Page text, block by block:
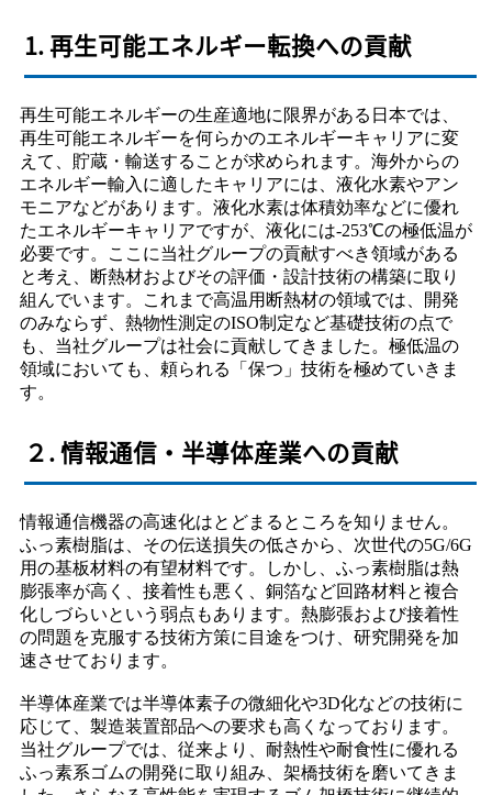
1. 再生可能エネルギー転換への貢献
再生可能エネルギーの生産適地に限界がある日本では、
再生可能エネルギーを何らかのエネルギーキャリアに変
えて、貯蔵・輸送することが求められます。海外からの
エネルギー輸入に適したキャリアには、液化水素やアン
モニアなどがあります。液化水素は体積効率などに優れ
たエネルギーキャリアですが、液化には-253℃の極低温が
必要です。ここに当社グループの貢献すべき領域がある
と考え、断熱材およびその評価・設計技術の構築に取り
組んでいます。これまで高温用断熱材の領域では、開発
のみならず、熱物性測定のISO制定など基礎技術の点で
も、当社グループは社会に貢献してきました。極低温の
領域においても、頼られる「保つ」技術を極めていきま
す。
２. 情報通信・半導体産業への貢献
情報通信機器の高速化はとどまるところを知りません。
ふっ素樹脂は、その伝送損失の低さから、次世代の5G/6G
用の基板材料の有望材料です。しかし、ふっ素樹脂は熱
膨張率が高く、接着性も悪く、銅箔など回路材料と複合
化しづらいという弱点もあります。熱膨張および接着性
の問題を克服する技術方策に目途をつけ、研究開発を加
速させております。
半導体産業では半導体素子の微細化や3D化などの技術に
応じて、製造装置部品への要求も高くなっております。
当社グループでは、従来より、耐熱性や耐食性に優れる
ふっ素系ゴムの開発に取り組み、架橋技術を磨いてきま